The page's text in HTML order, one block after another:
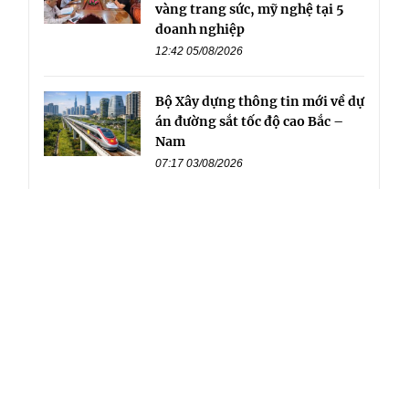
vàng trang sức, mỹ nghệ tại 5
doanh nghiệp
12:42 05/08/2026
Bộ Xây dựng thông tin mới về dự
án đường sắt tốc độ cao Bắc –
Nam
07:17 03/08/2026